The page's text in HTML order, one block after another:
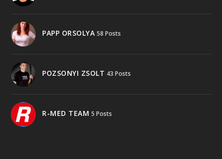
PAPP ORSOLYA 58 Posts
POZSONYI ZSOLT 43 Posts
R-MED TEAM 5 Posts